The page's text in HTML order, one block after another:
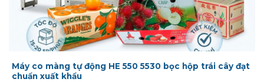
Máy co màng tự động HE 550 5530 bọc hộp trái cây đạt
chuẩn xuất khẩu